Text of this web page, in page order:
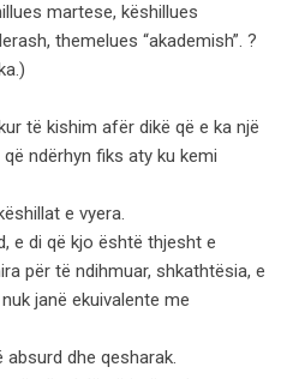
martese, këshillues
themelues “akademish”. ?
të kishim afër dikë që e ka një
ndërhyn fiks aty ku kemi
e vyera.
e di që kjo është thjesht e
për të ndihmuar, shkathtësia, e
janë ekuivalente me
absurd dhe qesharak.